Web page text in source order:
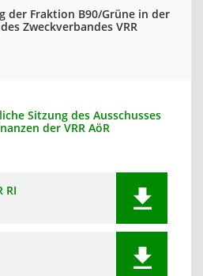
der Fraktion B90/Grüne in der
Zweckverbandes VRR
Sitzung des Ausschusses
der VRR AöR
RI